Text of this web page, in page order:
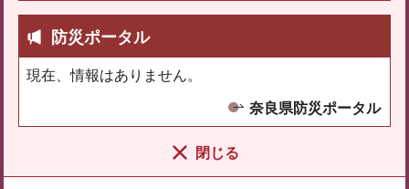
防災ポータル
現在、情報はありません。
奈良県防災ポータル
閉じる